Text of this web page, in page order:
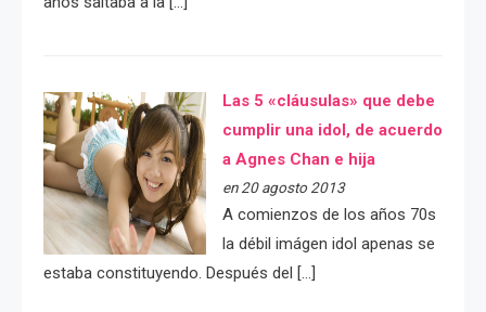
Las 5 «cláusulas» que debe
cumplir una idol, de acuerdo
a Agnes Chan e hija
en 20 agosto 2013
A comienzos de los años 70s
la débil imágen idol apenas se
estaba constituyendo. Después del […]